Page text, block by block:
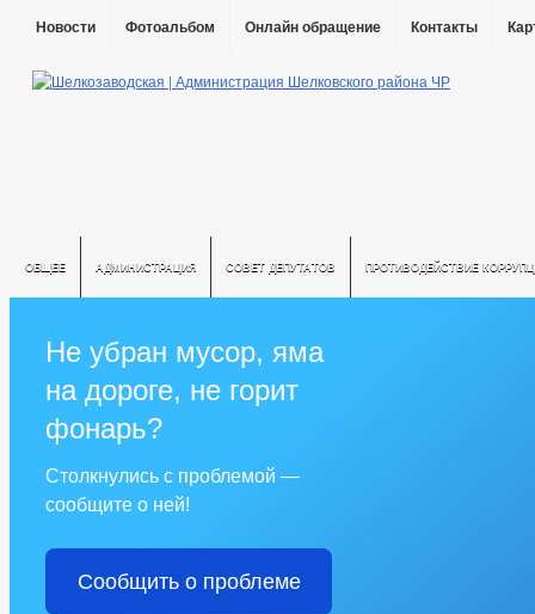
Новости Фотоальбом Онлайн обращение Контакты
ОБЩЕЕ АДМИНИСТРАЦИЯ СОВЕТ ДЕПУТАТОВ ПРОТИВОДЕЙСТВИЕ
Не убран мусор, яма
на дороге, не горит
фонарь?
Столкнулись с проблемой —
сообщите о ней!
Сообщить о проблеме